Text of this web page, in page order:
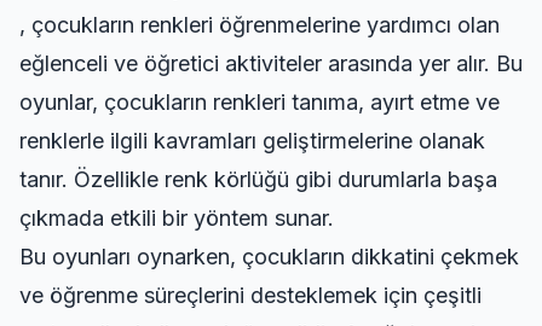
, çocukların renkleri öğrenmelerine yardımcı olan
eğlenceli ve öğretici aktiviteler arasında yer alır. Bu
oyunlar, çocukların renkleri tanıma, ayırt etme ve
renklerle ilgili kavramları geliştirmelerine olanak
tanır. Özellikle renk körlüğü gibi durumlarla başa
çıkmada etkili bir yöntem sunar.
Bu oyunları oynarken, çocukların dikkatini çekmek
ve öğrenme süreçlerini desteklemek için çeşitli